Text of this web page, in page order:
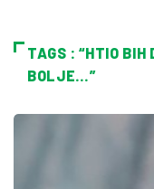
TAGS : “HTIO BIH
BOLJE…”